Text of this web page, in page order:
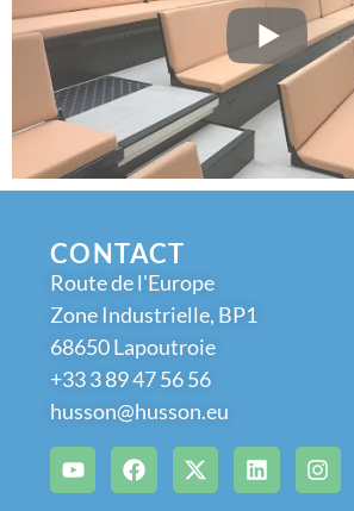
CONTACT
Route de l'Europe
Zone Industrielle, BP1
68650 Lapoutroie
+33 3 89 47 56 56
husson@husson.eu